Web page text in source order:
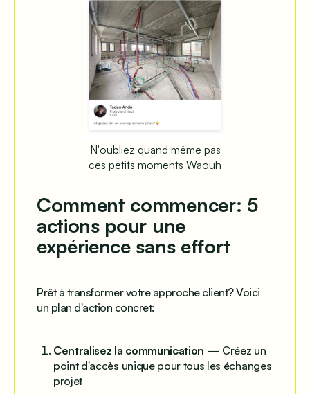
N'oubliez quand même pas
ces petits moments Waouh
Comment commencer: 5
actions pour une
expérience sans effort
Prêt à transformer votre approche client? Voici
un plan d'action concret:
Centralisez la communication — Créez un
point d'accès unique pour tous les échanges
projet